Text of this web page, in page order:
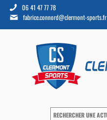
06 41 47 77 78
fabrice.connord@clermont-sports.fr